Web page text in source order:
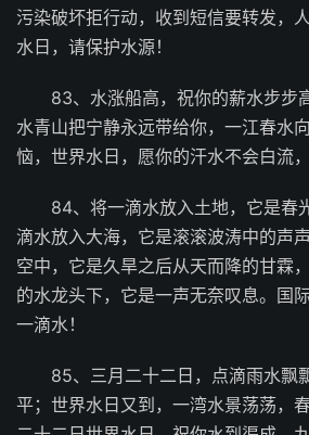
污染破坏拒行动，收到短信要转发，
水日，请保护水源！
83、水涨船高，祝你的薪水步步
水青山把宁静永远带给你，一江春水
恼，世界水日，愿你的汗水不会白流
84、将一滴水放入土地，它是春
滴水放入大海，它是滚滚波涛中的声
空中，它是久旱之后从天而降的甘霖
的水龙头下，它是一声无奈叹息。国
一滴水！
85、三月二十二日，点滴雨水飘
平；世界水日又到，一湾水景荡荡，